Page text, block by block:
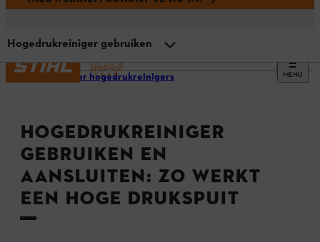
MENU
Tips voor hogedrukreinigers
HOGEDRUKREINIGER
GEBRUIKEN EN
AANSLUITEN: ZO WERKT
EEN HOGE DRUKSPUIT
Hogedrukreiniger gebruiken
Overzicht: zo gebruik je een hoge drukspuit veilig en
Waarvoor kan je een hogedrukreiniger gebruiken?
Hogedrukreiniger correct aansluiten